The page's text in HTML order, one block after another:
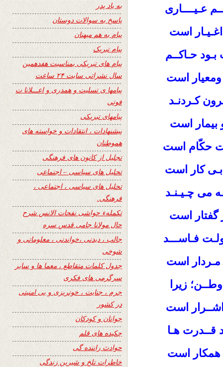
عـیــــاری
است
حـاکــم
است
کـردنـد
است
حکّام است
بـی کار است
می چـیـنـد
گفتار است
فـاســـد
و مـردار است
زیرا
اشــرار است
قــدرت هـا
همکار است
به یاد پدر
پاسخ به سوالات دوستان
پیام به هم میهنان
پیام تبریک
پیام های تبریکی بمناسبت هفدهمین
سال نشراتی سایت ۲۴ ساعت
پیامها ی تسلیت و همدری و اعـــلانا ت
فوتی
پیامهای تبریکی
پیشنهادات ، انتقادات و خواسته های
هموطنان
تجلیل از کانون های فرهنگی
تحلیل های سیاسی – اجتماعی
تحلیل های سیاسی ، اجتماعی ،
فرهنگی.
تکملهء حواشی نفحات الانس شرح
حال مولانا جامی قدس سره
جالب ، دیدنی ،خواندنی ، معلوماتی و
شوخی
جدول کلمات متقاطع ، معما ها و سایر
سرگرمی های فکری
جرم ، جنایت ، خونریزی و بی امنیتی
در کشور
جوانان و کودکان
چکیده های قلم
حوادث راننده گی
خاطرات تلخ و شیرین زندگی